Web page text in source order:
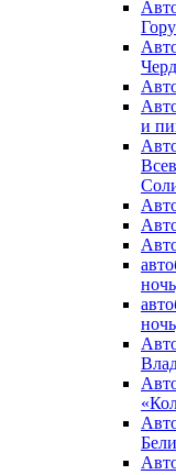
Гору
и